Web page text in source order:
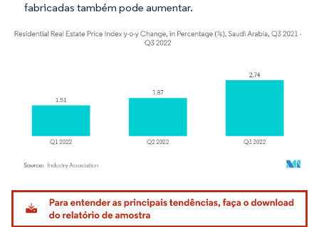
fabricadas também pode aumentar.
Imagem © Mordor Intelligence. O reuso requer atribuição conforme CC BY 4.0.